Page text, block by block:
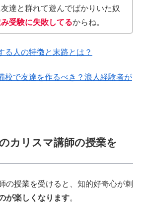
達と群れて遊んでばかりいた奴
受験に失敗してるからね。
る人の特徴と末路とは？
校で友達を作るべき？浪人経験者が
カリスマ講師の授業を
の授業を受けると、知的好奇心が刺
が楽しくなります。